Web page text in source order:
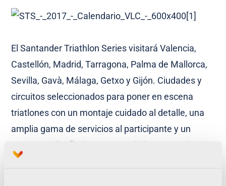
El Santander Triathlon Series visitará Valencia,
Castellón, Madrid, Tarragona, Palma de Mallorca,
Sevilla, Gavà, Málaga, Getxo y Gijón. Ciudades y
circuitos seleccionados para poner en escena
triatlones con un montaje cuidado al detalle, una
amplia gama de servicios al participante y un
programa diseñado para cumplir las expetativas
de triatletas noveles y experimentados.